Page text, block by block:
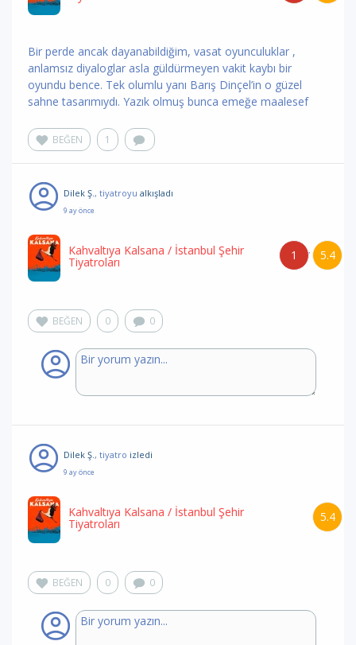
Bir perde ancak dayanabildiğim, vasat oyunculuklar ,
anlamsız diyaloglar asla güldürmeyen vakit kaybı bir
oyundu bence. Tek olumlu yanı Barış Dinçel’in o güzel
sahne tasarımıydı. Yazık olmuş bunca emeğe maalesef
BEĞEN 1
Dilek Ş., tiyatroyu alkışladı
9 ay önce
5.4
/
1
Kahvaltıya Kalsana / İstanbul Şehir
Tiyatroları
BEĞEN 0 0
Dilek Ş., tiyatro izledi
9 ay önce
5.4
Kahvaltıya Kalsana / İstanbul Şehir
Tiyatroları
BEĞEN 0 0